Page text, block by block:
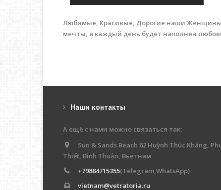
Любимые, Красивые, Дорогие наши Женщины,
мечты, а каждый день будет наполнен
Наши контакты
А ещё с нами можно связаться так:
Sun & Sands Beach 62 Huỳnh Thúc Kháng,
Thiết, Bình Thuận, Вьетнам
+79884715355(Telegram,WhatsApp)
vietnam@vetratoria.ru